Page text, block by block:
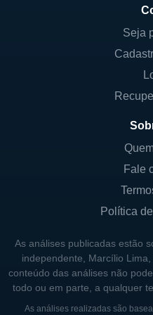
centrada no cliente
mas também a
mostrado eficaz na
Com uma gama
para
seus negócios. Isso
comerciais e linhas
serviços de
locais.
PRESENÇA
Seja
Fale
Política
As análises publicadas estão
independente, Marcílio
conteúdo das análises não
todo ou em parte, a qualquer
As análises realizadas são